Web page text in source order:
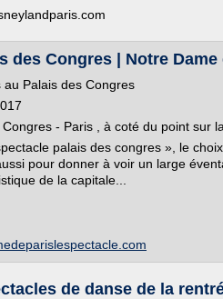
des Congres | Notre Dame
Palais des Congres
- Paris , à coté du point sur
palais des congres », le
pour donner à voir un large
de la capitale...
de danse de la